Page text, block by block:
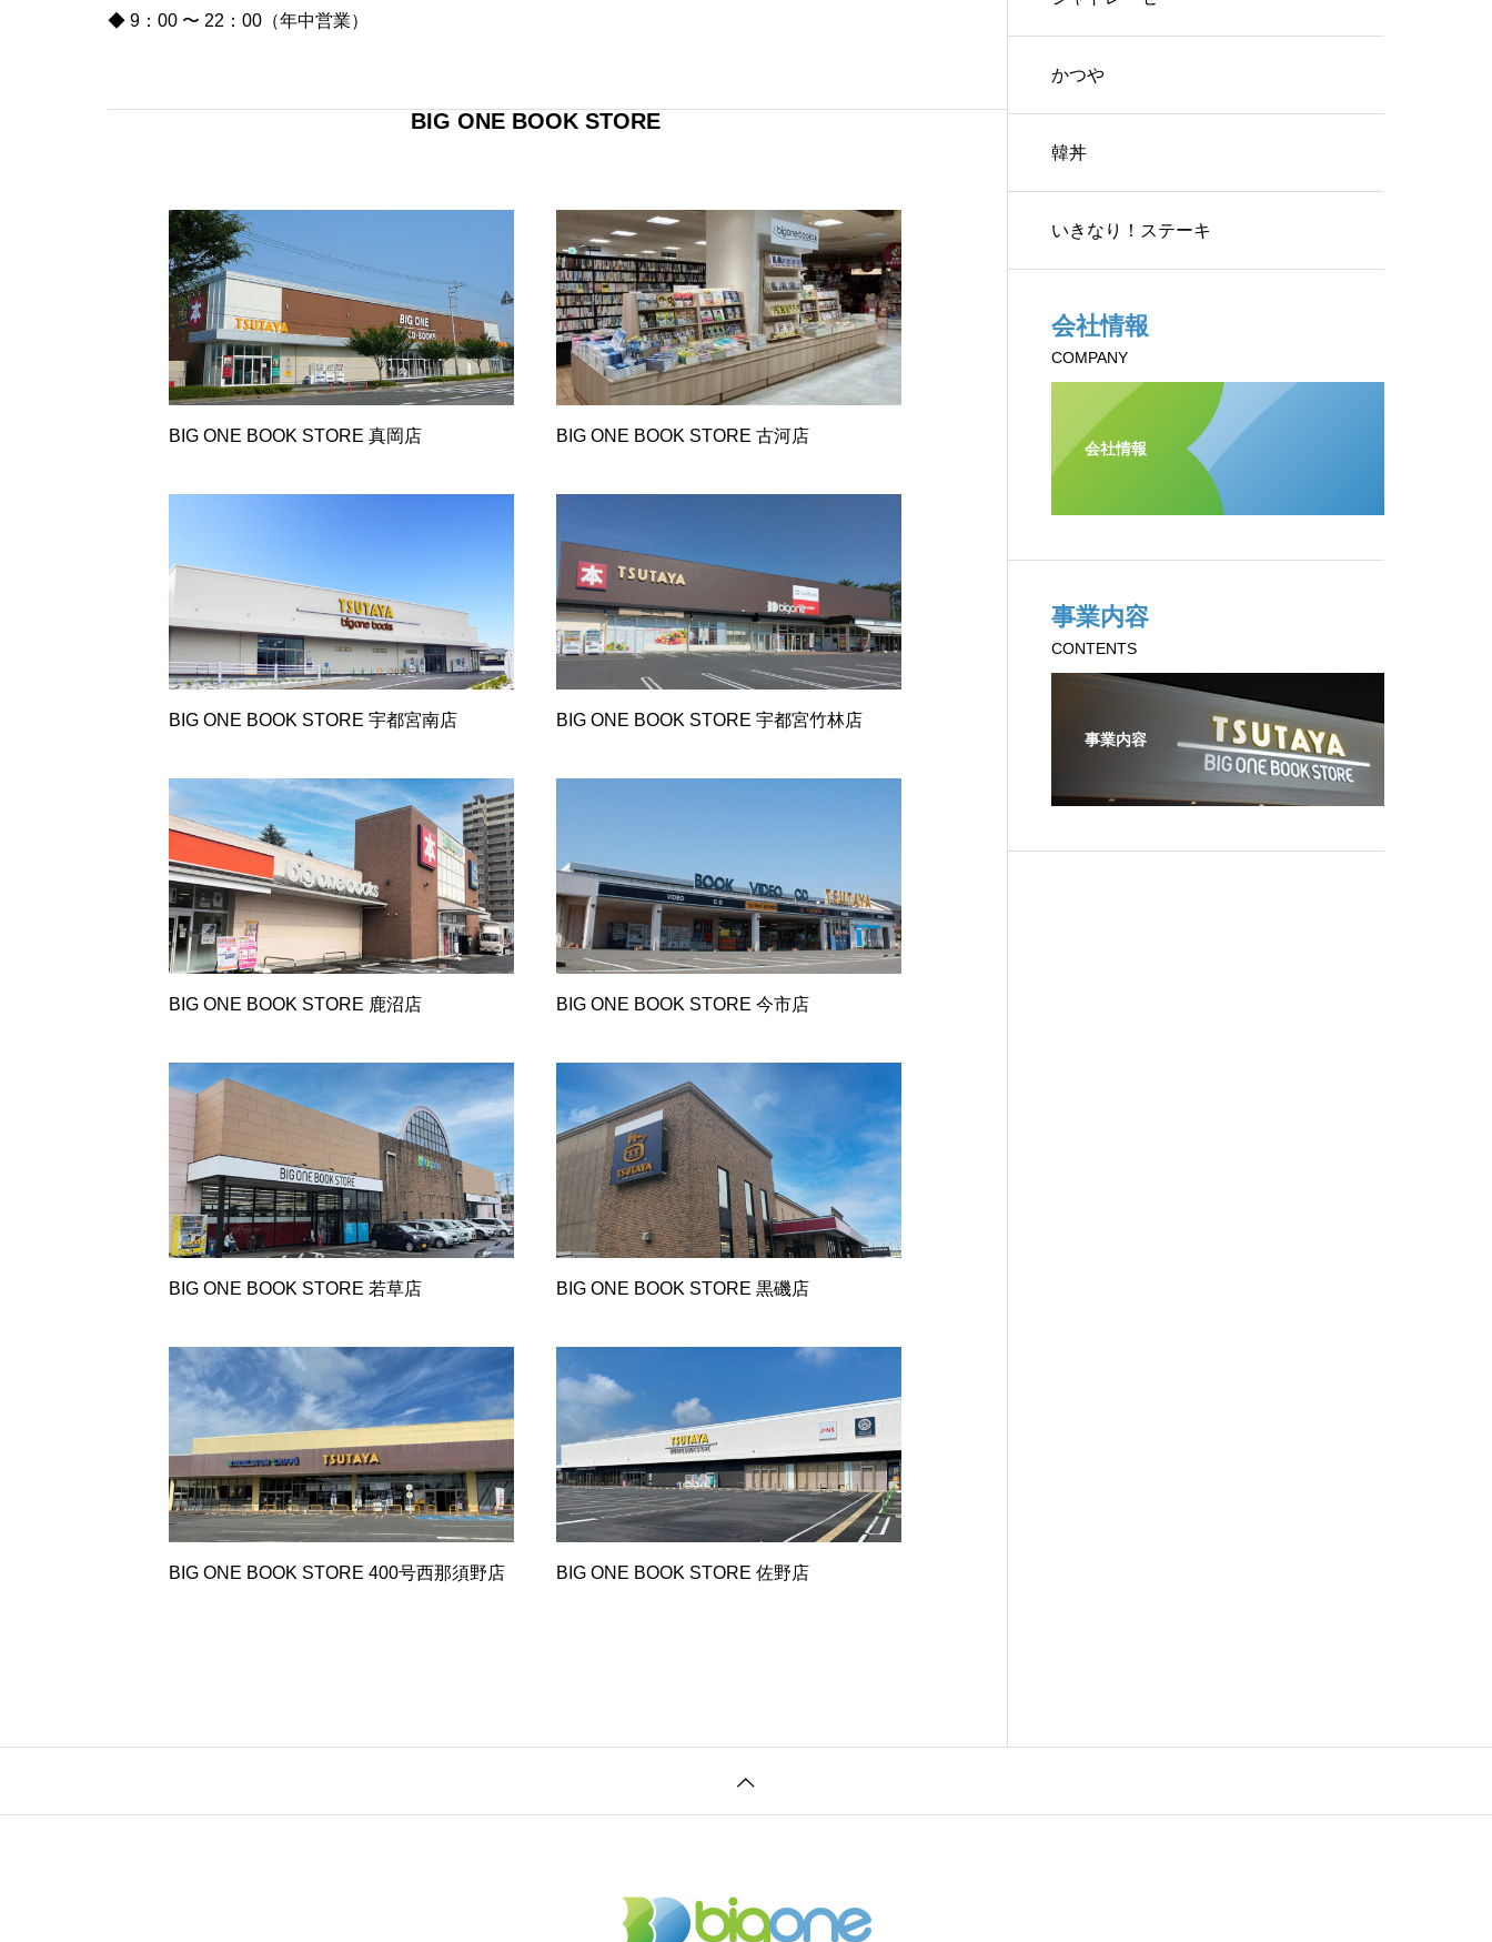
◆ 9：00 〜 22：00（年中営業）
BIG ONE BOOK STORE
BIG ONE BOOK STORE 真岡店 BIG ONE BOOK STORE 古河店
BIG ONE BOOK STORE 宇都宮南店 BIG ONE BOOK STORE 宇都宮竹林店
BIG ONE BOOK STORE 鹿沼店 BIG ONE BOOK STORE 今市店
BIG ONE BOOK STORE 若草店 BIG ONE BOOK STORE 黒磯店
BIG ONE BOOK STORE 400号西那須野店 BIG ONE BOOK STORE 佐野店
かつや
韓丼
いきなり！ステーキ
会社情報
COMPANY
会社情報
事業内容
CONTENTS
事業内容